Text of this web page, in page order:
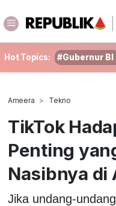
Hot Topics: #Gubernur
Ameera Tekno
TikTok
Penting
Nasibnya di
Jika undang-